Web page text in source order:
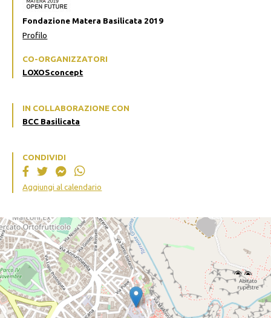
Fondazione Matera Basilicata 2019
Profilo
CO-ORGANIZZATORI
LOXOSconcept
IN COLLABORAZIONE CON
BCC Basilicata
CONDIVIDI
Aggiungi al calendario